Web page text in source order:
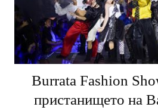
Burrata Fashion
пристанището на